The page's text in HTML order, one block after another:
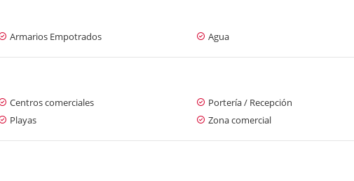
Armarios Empotrados Agua
Centros comerciales Portería / Recepción
Playas Zona comercial